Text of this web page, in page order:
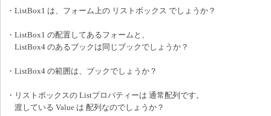
・ListBox1 は、フォーム上の リストボックス でしょうか？
・ListBox1 の配置してあるフォームと、
ListBox4 のあるブックは同じブックでしょうか？
・ListBox4 の範囲は、ブックでしょうか？
・リストボックスの Listプロパティーは 通常配列です。
渡している Value は 配列なのでしょうか？